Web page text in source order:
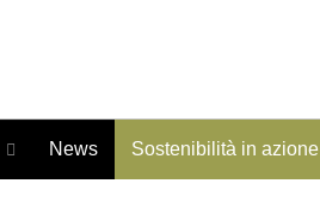
News Sostenibilità in azione